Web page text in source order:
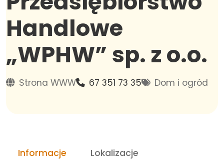
Handlowe
„WPHW” sp. z o.o.
Strona WWW 67 351 73 35 Dom i ogród
Informacje Lokalizacje